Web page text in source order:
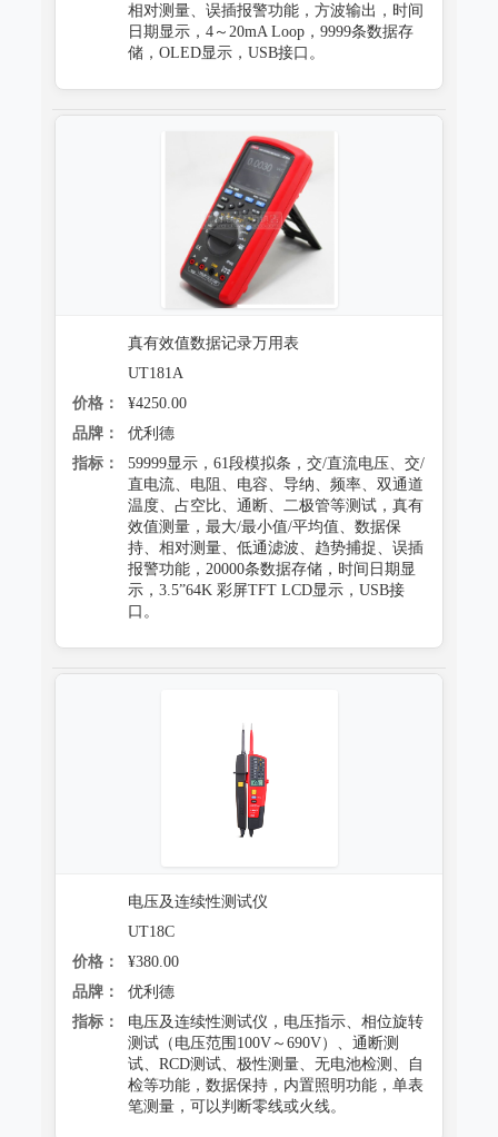
相对测量、误插报警功能，方波输出，时间
日期显示，4～20mA Loop，9999条数据存
储，OLED显示，USB接口。
真有效值数据记录万用表
UT181A
价格：
¥4250.00
品牌：
优利德
指标：
59999显示，61段模拟条，交/直流电压、交/
直电流、电阻、电容、导纳、频率、双通道
温度、占空比、通断、二极管等测试，真有
效值测量，最大/最小值/平均值、数据保
持、相对测量、低通滤波、趋势捕捉、误插
报警功能，20000条数据存储，时间日期显
示，3.5”64K 彩屏TFT LCD显示，USB接
口。
电压及连续性测试仪
UT18C
价格：
¥380.00
品牌：
优利德
指标：
电压及连续性测试仪，电压指示、相位旋转
测试（电压范围100V～690V）、通断测
试、RCD测试、极性测量、无电池检测、自
检等功能，数据保持，内置照明功能，单表
笔测量，可以判断零线或火线。